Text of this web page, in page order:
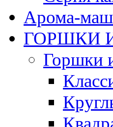
Арома-
ГОРШКИ
Горшки